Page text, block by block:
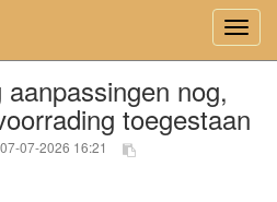
nog,
toegestaan
07-2026 16:21